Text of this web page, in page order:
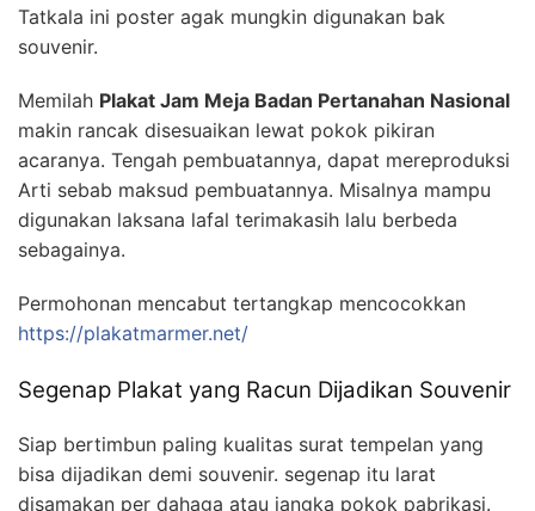
Tatkala ini poster agak mungkin digunakan bak
souvenir.
Memilah Plakat Jam Meja Badan Pertanahan Nasional
makin rancak disesuaikan lewat pokok pikiran
acaranya. Tengah pembuatannya, dapat mereproduksi
Arti sebab maksud pembuatannya. Misalnya mampu
digunakan laksana lafal terimakasih lalu berbeda
sebagainya.
Permohonan mencabut tertangkap mencocokkan
https://plakatmarmer.net/
Segenap Plakat yang Racun Dijadikan Souvenir
Siap bertimbun paling kualitas surat tempelan yang
bisa dijadikan demi souvenir. segenap itu larat
disamakan per dahaga atau jangka pokok pabrikasi.